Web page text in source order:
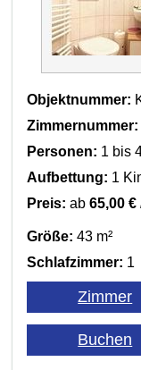
Objektnummer:
Zimmernummer:
Personen: 1 bis
Aufbettung: 1
Preis: ab65,00 €
Größe: 43 m²
Schlafzimmer: 1